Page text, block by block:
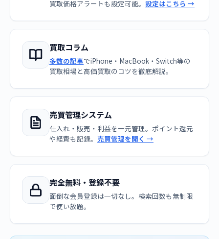
買取価格アラートも設定可能。 設定はこちら →
買取コラム
多数の記事でiPhone・MacBook・Switch等の
買取相場と高価買取のコツを徹底解説。
売買管理システム
仕入れ・販売・利益を一元管理。ポイント還元
や経費も記録。 売買管理を開く →
完全無料・登録不要
面倒な会員登録は一切なし。検索回数も無制限
で使い放題。